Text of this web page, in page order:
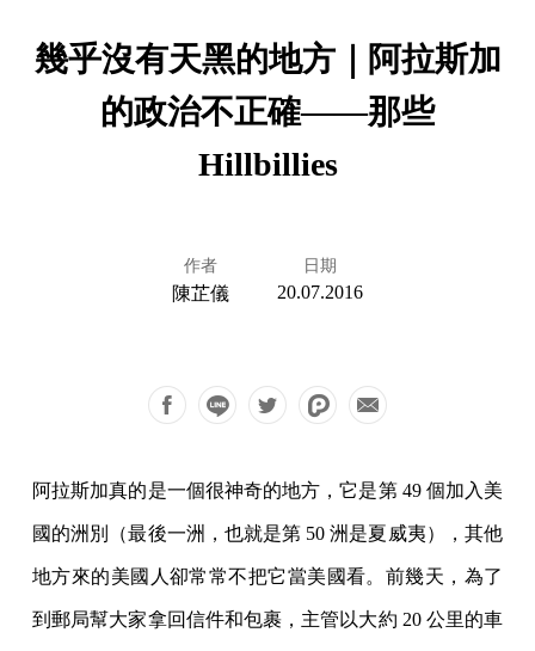
幾乎沒有天黑的地方｜阿拉斯加
的政治不正確——那些
Hillbillies
作者
陳芷儀
日期
20.07.2016
阿拉斯加真的是一個很神奇的地方，它是第 49 個加入美
國的洲別（最後一洲，也就是第 50 洲是夏威夷），其他
地方來的美國人卻常常不把它當美國看。前幾天，為了
到郵局幫大家拿回信件和包裹，主管以大約 20 公里的車